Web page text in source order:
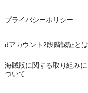
プライバシーポリシー
dアカウント2段階認証とは
海賊版に関する取り組みに
ついて